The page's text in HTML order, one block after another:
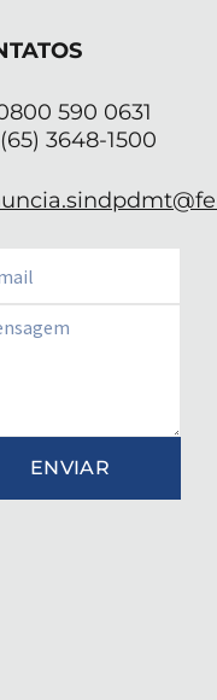
590 0631
3648-1500
ENVIAR